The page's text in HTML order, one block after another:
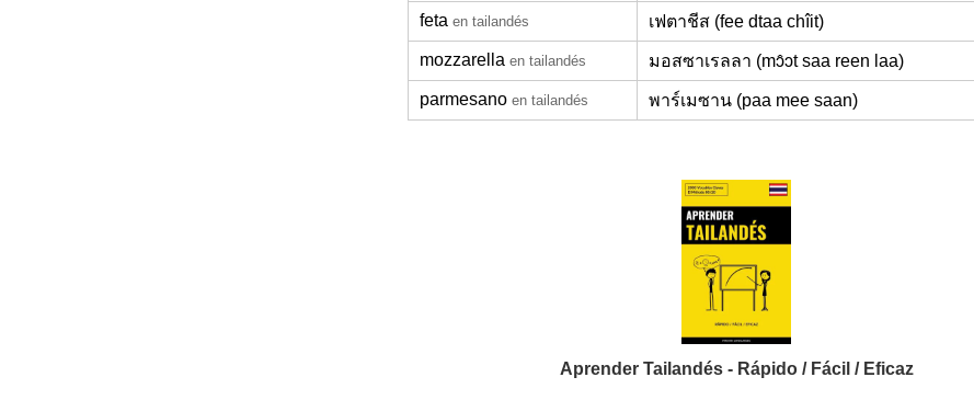
feta en tailandés เฟตาชีส (fee dtaa chîit)
mozzarella en tailandés มอสซาเรลลา (mɔ̂ɔt saa reen laa)
parmesano en tailandés พาร์เมซาน (paa mee saan)
Aprender Tailandés - Rápido / Fácil / Eficaz